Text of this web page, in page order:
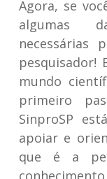
Agora, se
algumas
necessárias
pesquisador!
mundo
primeiro
SinproSP
apoiar e
que é a